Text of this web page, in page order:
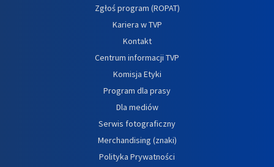
Zgłoś program (ROPAT)
Kariera w TVP
Kontakt
Centrum informacji TVP
Komisja Etyki
Program dla prasy
Dla mediów
Serwis fotograficzny
Merchandising (znaki)
Polityka Prywatności